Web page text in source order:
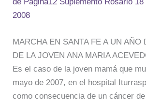
2008
MARCHA EN SANTA FE A UN AÑO
DE LA JOVEN ANA MARIA
Es el caso de la joven mamá que
mayo de 2007, en el hospital
como consecuencia de un cáncer